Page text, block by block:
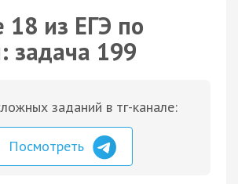
18 из ЕГЭ по
задача 199
заданий в тг-канале:
Посмотреть